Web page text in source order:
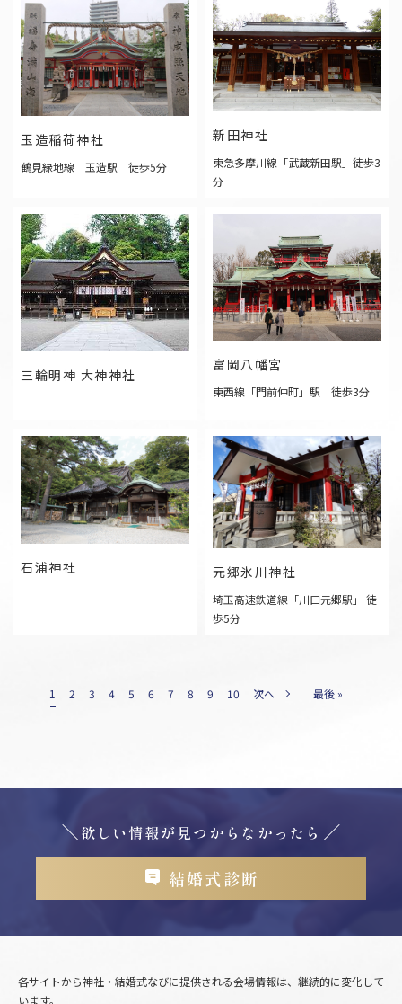
すべてのお役立ち情報を見る
玉造稲荷神社
鶴見緑地線 玉造駅 徒歩5分
新田神社
東急多摩川線「武蔵新田駅」徒歩3
分
三輪明神 大神神社
富岡八幡宮
東西線「門前仲町」駅 徒歩3分
石浦神社 元郷氷川神社
埼玉高速鉄道線「川口元郷駅」 徒
歩5分
1 2 3 4 5 6 7 8 9 10 次へ 最後 »
欲しい情報が見つからなかったら
結婚式診断
各サイトから神社・結婚式なびに提供される会場情報は、継続的に変化して
います。